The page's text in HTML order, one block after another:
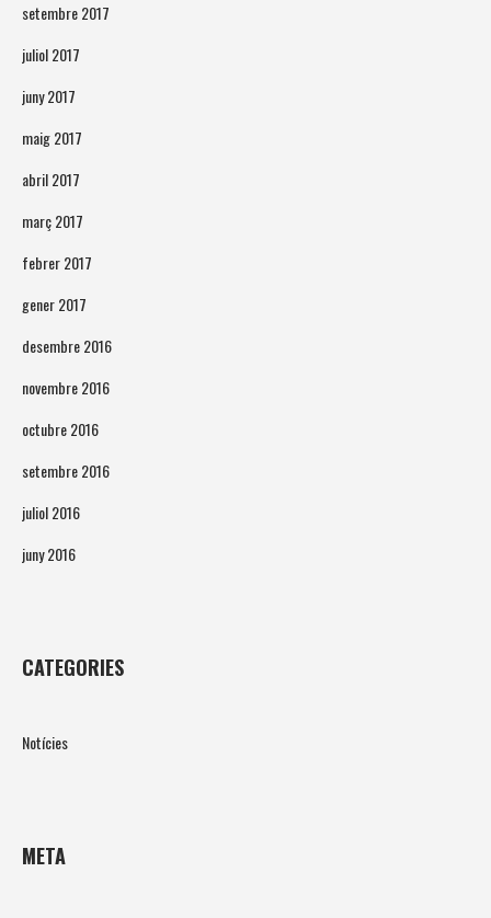
setembre 2017
juliol 2017
juny 2017
maig 2017
abril 2017
març 2017
febrer 2017
gener 2017
desembre 2016
novembre 2016
octubre 2016
setembre 2016
juliol 2016
juny 2016
CATEGORIES
Notícies
META